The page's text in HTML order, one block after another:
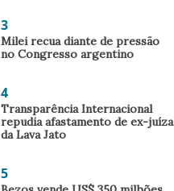
3
Milei recua diante de pressão
no Congresso argentino
4
Transparência Internacional
repudia afastamento de ex-juíza
da Lava Jato
5